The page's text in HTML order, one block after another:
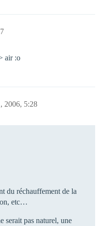
air :o
2006, 5:28
du réchauffement de la
etc…
serait pas naturel, une